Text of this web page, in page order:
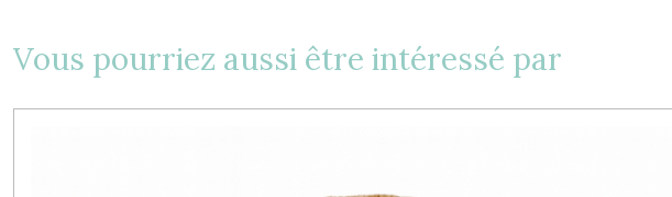
Vous pourriez aussi être intéressé par